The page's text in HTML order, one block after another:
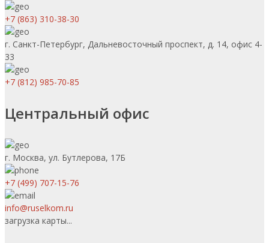
+7 (863) 310-38-30
г. Санкт-Петербург, Дальневосточный проспект, д. 14, офис 4-
33
+7 (812) 985-70-85
Центральный офис
г. Москва, ул. Бутлерова, 17Б
+7 (499) 707-15-76
info@ruselkom.ru
загрузка карты...